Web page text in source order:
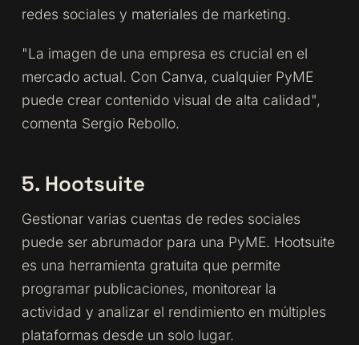
redes sociales y materiales de marketing.
"La imagen de una empresa es crucial en el
mercado actual. Con Canva, cualquier PyME
puede crear contenido visual de alta calidad",
comenta Sergio Rebollo.
5. Hootsuite
Gestionar varias cuentas de redes sociales
puede ser abrumador para una PyME. Hootsuite
es una herramienta gratuita que permite
programar publicaciones, monitorear la
actividad y analizar el rendimiento en múltiples
plataformas desde un solo lugar.